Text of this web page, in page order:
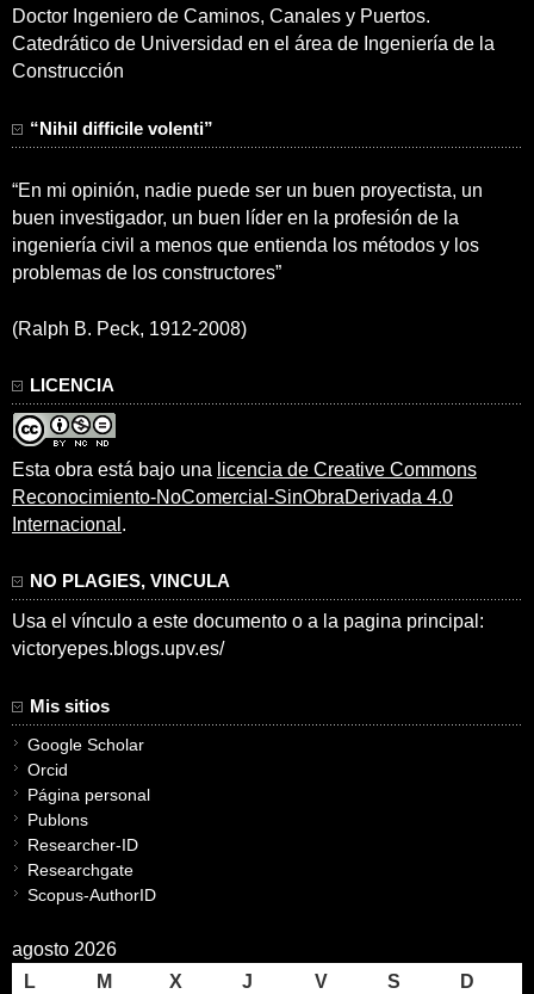
Doctor Ingeniero de Caminos, Canales y Puertos.
Catedrático de Universidad en el área de Ingeniería de la
Construcción
“Nihil difficile volenti”
“En mi opinión, nadie puede ser un buen proyectista, un
buen investigador, un buen líder en la profesión de la
ingeniería civil a menos que entienda los métodos y los
problemas de los constructores”
(Ralph B. Peck, 1912-2008)
LICENCIA
Esta obra está bajo una licencia de Creative Commons
Reconocimiento-NoComercial-SinObraDerivada 4.0
Internacional .
NO PLAGIES, VINCULA
Usa el vínculo a este documento o a la pagina principal:
victoryepes.blogs.upv.es/
Mis sitios
Google Scholar
Orcid
Página personal
Publons
Researcher-ID
Researchgate
Scopus-AuthorID
agosto 2026
L
M X J V S
D